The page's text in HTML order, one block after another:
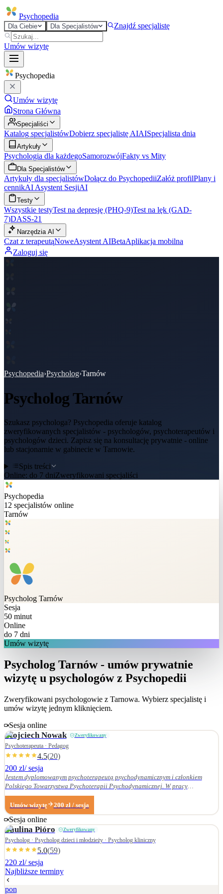
Psychopedia
Dla Ciebie Dla Specjalistów Znajdź specjalistę
Umów wizytę
Psychopedia
Umów wizytę
Strona Główna
Specjaliści
Katalog specjalistówDobierz specjalistę AIAISpecjalista dnia
Artykuły
Psychologia dla każdegoSamorozwójFakty vs Mity
Dla Specjalistów
Artykuły dla specjalistówDołącz do PsychopediiZałóż profilPlany i
cennikAI Asystent SesjiAI
Testy
Wszystkie testyTest na depresję (PHQ-9)Test na lęk (GAD-
7)DASS-21
Narzędzia AI
Czat z terapeutąNoweAsystent AIBetaAplikacja mobilna
Zaloguj się
Psychopedia›Psycholog›Tarnów
PsychologTarnów
Szukasz psychologa? Psychopedia oferuje katalog
zweryfikowanych specjalistów - psychologów, psychoterapeutów i
psychologów dzieci. Zapisz się na konsultację prywatnie - online
lub stacjonarnie w gabinecie w Tarnowie.
Spis treści
Online: do 7 dniZweryfikowani specjaliści
Psychopedia
12 specjalistów online
Tarnów
Psycholog Tarnów
Sesja
50 minut
Online
do 7 dni
Umów wizytę
Psycholog Tarnów - umów prywatnie
wizytę u psychologów z Psychopedii
Zweryfikowani psychologowie z Tarnowa. Wybierz specjalistę i
umów wizytę jednym kliknięciem.
Sesja online
Wojciech Nowak Zweryfikowany
Psychoterapeuta · Pedagog
4.5(20)
200 zl/ sesja
Jestem dyplomowanym psychoterapeutą psychodynamicznym i członkiem
Polskiego Towarzystwa Psychoterapii Psychodynamicznej. W pracy
terapeutycznej wnikliwie słucham pacjenta i podążam za jego narracją. Moje
zainteresowania zawodowe obejmują przede wszystkim: • psychoterapię
zaburzeń osobowości, • zaburzenia nerwicowe i lękowe, • problematykę relacji
małżeńskich i rodzinnych. Nie zajmuję się terapią uzależnień. Ukończyłem
Wydział Nauk Pedagogicznych Dolnośląskiej Szkoły Wyższej we Wrocławiu —
w 2007 r. studia licencjackie (pedagogika rodzinna), a w 2009 r. magisterskie
(resocjalizacja). W 2016 r. ukończyłem czteroletnie szkolenie z psychoterapii
psychodynamicznej w Krakowskim Centrum Psychodynamicznym, a w styczniu
2020 r. uzyskałem dyplom psychoterapeuty psychodynamicznego. Od
ukończenia szkoły psychoterapii regularnie uczestniczę w konferencjach
Umów wizytę 200 zł / sesja
Sesja online
Paulina Pióro Zweryfikowany
Psycholog · Psycholog dzieci i młodzieży · Psycholog kliniczny
5.0(59)
220 zl/ sesja
Najbliższe terminy
pon